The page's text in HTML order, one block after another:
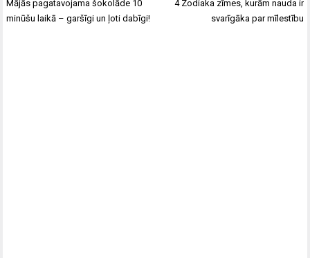
navigation
Mājās pagatavojama šokolāde 10
minūšu laikā – garšīgi un ļoti dabīgi!
4 Zodiaka zīmes, kurām nauda ir
svarīgāka par mīlestību